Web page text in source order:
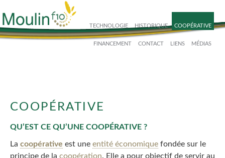
to
content
TECHNOLOGIE HISTORIQUE COOPÉRATIVE
FINANCEMENT CONTACT LIENS MÉDIAS
COOPÉRATIVE
QU’EST CE QU’UNE COOPÉRATIVE ?
La coopérative est une entité économique fondée sur le
principe de la coopération. Elle a pour objectif de servir au